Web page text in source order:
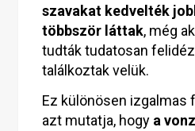
szavakat kedvelték
többször láttak, még
tudták tudatosan
találkoztak velük.
Ez különösen izgalmas
azt mutatja, hogy a